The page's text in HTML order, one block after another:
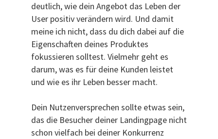
deutlich, wie dein Angebot das Leben der
User positiv verändern wird. Und damit
meine ich nicht, dass du dich dabei auf die
Eigenschaften deines Produktes
fokussieren solltest. Vielmehr geht es
darum, was es für deine Kunden leistet
und wie es ihr Leben besser macht.
Dein Nutzenversprechen sollte etwas sein,
das die Besucher deiner Landingpage nicht
schon vielfach bei deiner Konkurrenz